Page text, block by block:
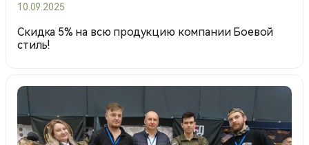
10.09.2025
Скидка 5% на всю продукцию компании Боевой
стиль!